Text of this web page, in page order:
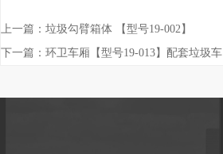
上一篇： 垃圾勾臂箱体 【型号19-002】
下一篇： 环卫车厢【型号19-013】配套垃圾车